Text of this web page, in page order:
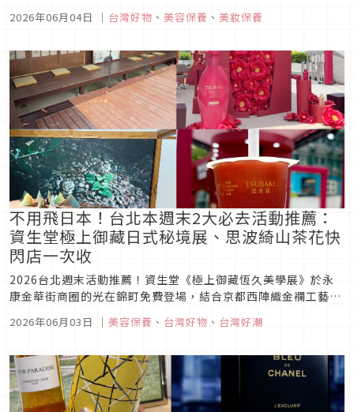
的潔顏新品，不約而同朝著更溫和、更有儀式感的方向進化。日
生活美學。讓我們一...
2026年06月04日 ｜ 台灣好物 、 美容保養 、 美妝保養
不用飛日本！台北本週末2大必去活動推薦：
資生堂極上御藏日式秘境展、思波綺山茶花快
閃店一次收
2026台北週末活動推薦！資生堂《極上御藏恆久美學展》於永
康金華街商圈的光在錦町免費登場，結合京都西陣織金襴工藝與
定山茶花飲品與髮膜好禮。
2026年06月03日 ｜ 美容保養 、 台灣好物 、 台灣好潮